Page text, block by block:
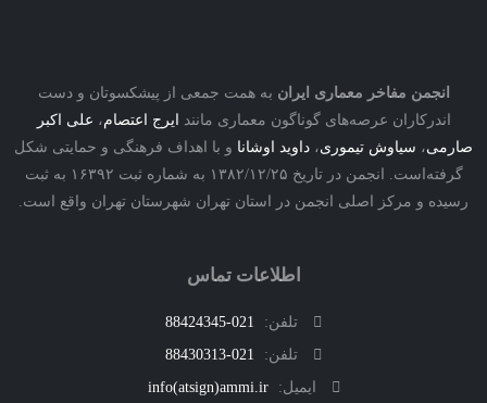
مفاخر معماری ایرانبه همت جمعی از پیشکسوتان و دست
عرصه‌های گوناگون معماری مانندایرج اعتصام،علی اکبر
،سیاوش تیموری،داوید اوشاناو با اهداف فرهنگی و حمایتی شکل
گرفته‌است. انجمن در تاریخ ۱۳۸۲/۱۲/۲۵ به شماره ثبت ۱۶۳۹۲ به ثبت
و مرکز اصلی انجمن در استان تهران شهرستان تهران واقع است.
اطلاعات تماس
تلفن:
021-88424345
تلفن:
021-88430313
ایمیل:
info(atsign)ammi.ir